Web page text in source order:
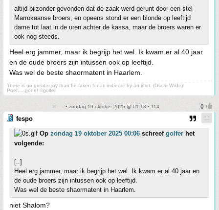
altijd bijzonder gevonden dat de zaak werd gerunt door een stel
Marrokaanse broers, en opeens stond er een blonde op leeftijd
dame tot laat in de uren achter de kassa, maar de broers waren er
ook nog steeds.
Heel erg jammer, maar ik begrijp het wel. Ik kwam er al 40 jaar
en de oude broers zijn intussen ook op leeftijd.
Was wel de beste shaormatent in Haarlem.
There is no greater joy than be taken for an imbecile by an idiot. (Oscar Wilde)
Poef.....gone! ©golfer
• zondag 19 oktober 2025 @ 01:18 • 114
fespo
Op zondag 19 oktober 2025 00:06 schreef golfer het
volgende:
[..]
Heel erg jammer, maar ik begrijp het wel. Ik kwam er al 40 jaar en
de oude broers zijn intussen ook op leeftijd.
Was wel de beste shaormatent in Haarlem.
niet Shalom?